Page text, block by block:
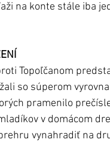
na konte stále iba
Topoľčanom
so súperom
pramenilo
v domácom
vynahradiť na